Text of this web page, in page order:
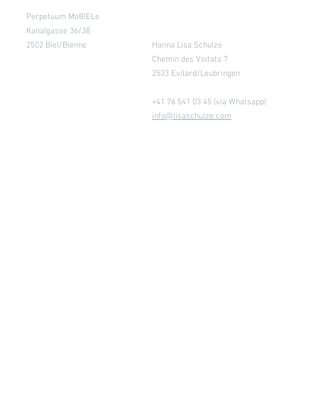
Perpetuum MoBIELe
Kanalgasse 36/38
2502 Biel/Bienne
Hanna Lisa Schulze
Chemin des Voitats 7
2533 Evilard/Leubringen
+41 76 541 03 45 (via Whatsapp)
info@lisaschulze.com